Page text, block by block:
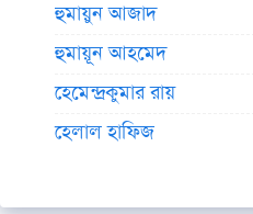
হুমায়ুন আজাদ
হুমায়ূন আহমেদ
হেমেন্দ্রকুমার রায়
হেলাল হাফিজ